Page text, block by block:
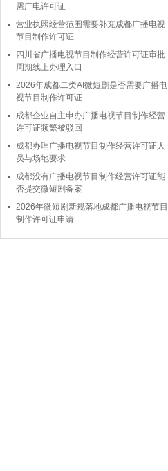
需广电许可证
营业执照经营范围需要补充成都广播电视
节目制作许可证
四川省广播电视节目制作经营许可证审批
周期线上办理入口
2026年成都二类AI微短剧是否需要广播电
视节目制作许可证
成都企业自主申办广播电视节目制作经营
许可证频繁被驳回
成都办理广播电视节目制作经营许可证人
员与场地要求
成都没有广播电视节目制作经营许可证能
否提交微短剧备案
2026年微短剧新规落地成都广播电视节目
制作许可证申请